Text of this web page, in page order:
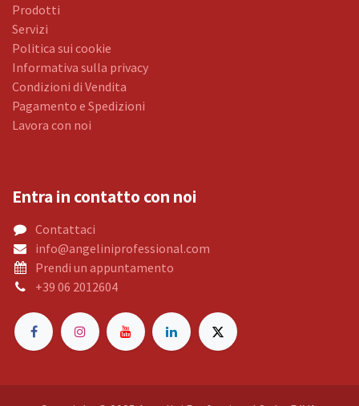
Prodotti
Servizi
Politica sui cookie
Informativa sulla privacy
Condizioni di Vendita
Pagamento e Spedizioni
Lavora con noi
Entra in contatto con noi
Contattaci
info@angeliniprofessional.com
Prendi un appuntamento
+39 06 2012604